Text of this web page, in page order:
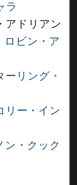
ラ
アドリアン
ロビン・ア
ーリング・
リー・イン
ン・クック